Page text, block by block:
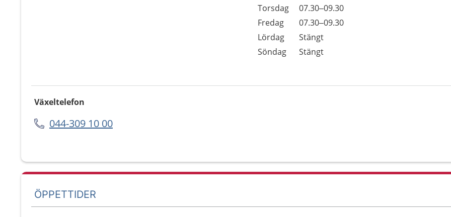
Torsdag
07.30–09.30
Fredag
07.30–09.30
Lördag
Stängt
Söndag
Stängt
Växeltelefon
044-309 10 00
ÖPPETTIDER